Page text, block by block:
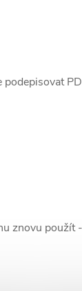
znovu použít